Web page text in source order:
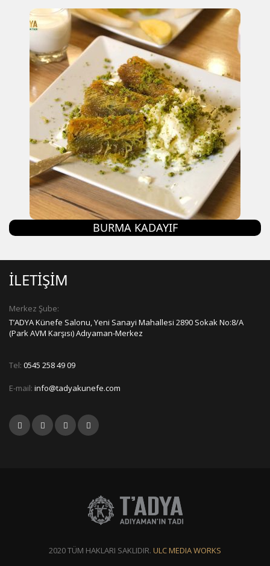
BURMA KADAYIF
İLETİŞİM
Merkez Şube:
T’ADYA Künefe Salonu, Yeni Sanayi Mahallesi 2890 Sokak No:8/A
(Park AVM Karşısı) Adıyaman-Merkez
Tel: 0545 258 49 09
E-mail: info@tadyakunefe.com
2020 TÜM HAKLARI SAKLIDIR. ULC MEDIA WORKS